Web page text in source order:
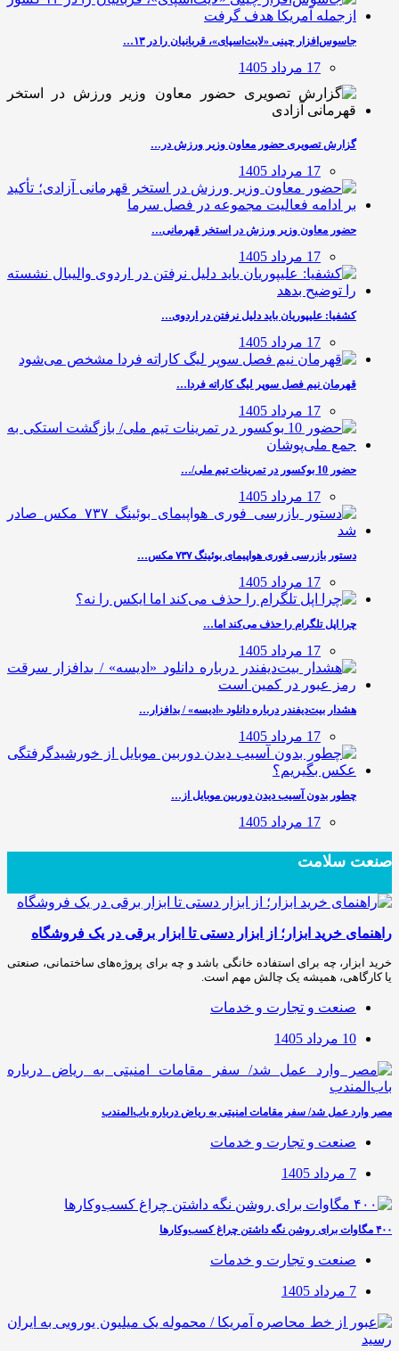
جاسوس‌افزار چینی «لایت‌اسپای»، قربانیان را در ۱۳…
17 مرداد 1405
گزارش تصویری حضور معاون وزیر ورزش در…
17 مرداد 1405
حضور معاون وزیر ورزش در استخر قهرمانی…
17 مرداد 1405
کشفیا: علیپوریان باید دلیل نرفتن در اردوی…
17 مرداد 1405
قهرمان نیم فصل سوپر لیگ کاراته فردا…
17 مرداد 1405
حضور 10 بوکسور در تمرینات تیم ملی/…
17 مرداد 1405
دستور بازرسی فوری هواپیمای بوئینگ ۷۳۷ مکس…
17 مرداد 1405
چرا اپل تلگرام را حذف می‌کند اما…
17 مرداد 1405
هشدار بیت‌دیفندر درباره دانلود «ادیسه» / بدافزار…
17 مرداد 1405
چطور بدون آسیب دیدن دوربین موبایل از…
17 مرداد 1405
صنعت سلامت
راهنمای خرید ابزار؛ از ابزار دستی تا ابزار برقی در یک فروشگاه
خرید ابزار، چه برای استفاده خانگی باشد و چه برای پروژه‌های ساختمانی، صنعتی
یا کارگاهی، همیشه یک چالش مهم است.
صنعت و تجارت و خدمات
10 مرداد 1405
مصر وارد عمل شد/ سفر مقامات امنیتی به ریاض درباره باب‌المندب
صنعت و تجارت و خدمات
7 مرداد 1405
۴۰۰ مگاوات برای روشن نگه داشتن چراغ کسب‌وکار‌ها
صنعت و تجارت و خدمات
7 مرداد 1405